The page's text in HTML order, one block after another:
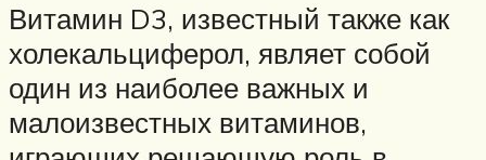
Витамин D3, известный также как
холекальциферол, являет собой
один из наиболее важных и
малоизвестных витаминов,